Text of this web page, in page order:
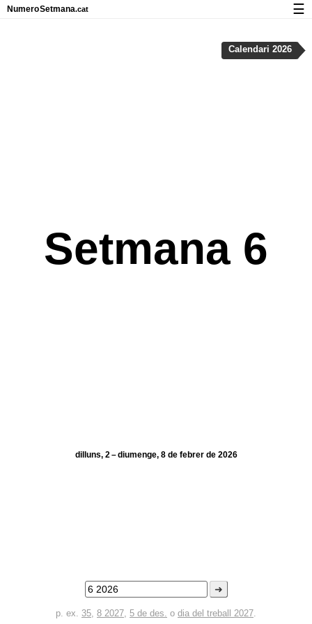
Setmana 6
dilluns, 2 – diumenge, 8 de febrer de 2026
➜
p. ex. 35, 8 2027, 5 de des. o dia del treball 2027.
Calendari 2026
NumeroSetmana.cat ☰